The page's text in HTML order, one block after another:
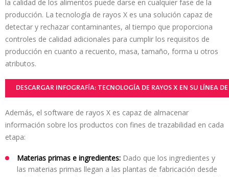
la calidad de los alimentos puede darse en cualquier fase de la
producción. La tecnología de rayos X es una solución capaz de
detectar y rechazar contaminantes, al tiempo que proporciona
controles de calidad adicionales para cumplir los requisitos de
producción en cuanto a recuento, masa, tamaño, forma u otros
atributos.
DESCARGAR INFOGRAFÍA: TECNOLOGÍA DE RAYOS X EN SU LÍNEA
Además, el software de rayos X es capaz de almacenar
información sobre los productos con fines de trazabilidad en cada
etapa:
Materias primas e ingredientes: Dado que los ingredientes y
las materias primas llegan a las plantas de fabricación desde